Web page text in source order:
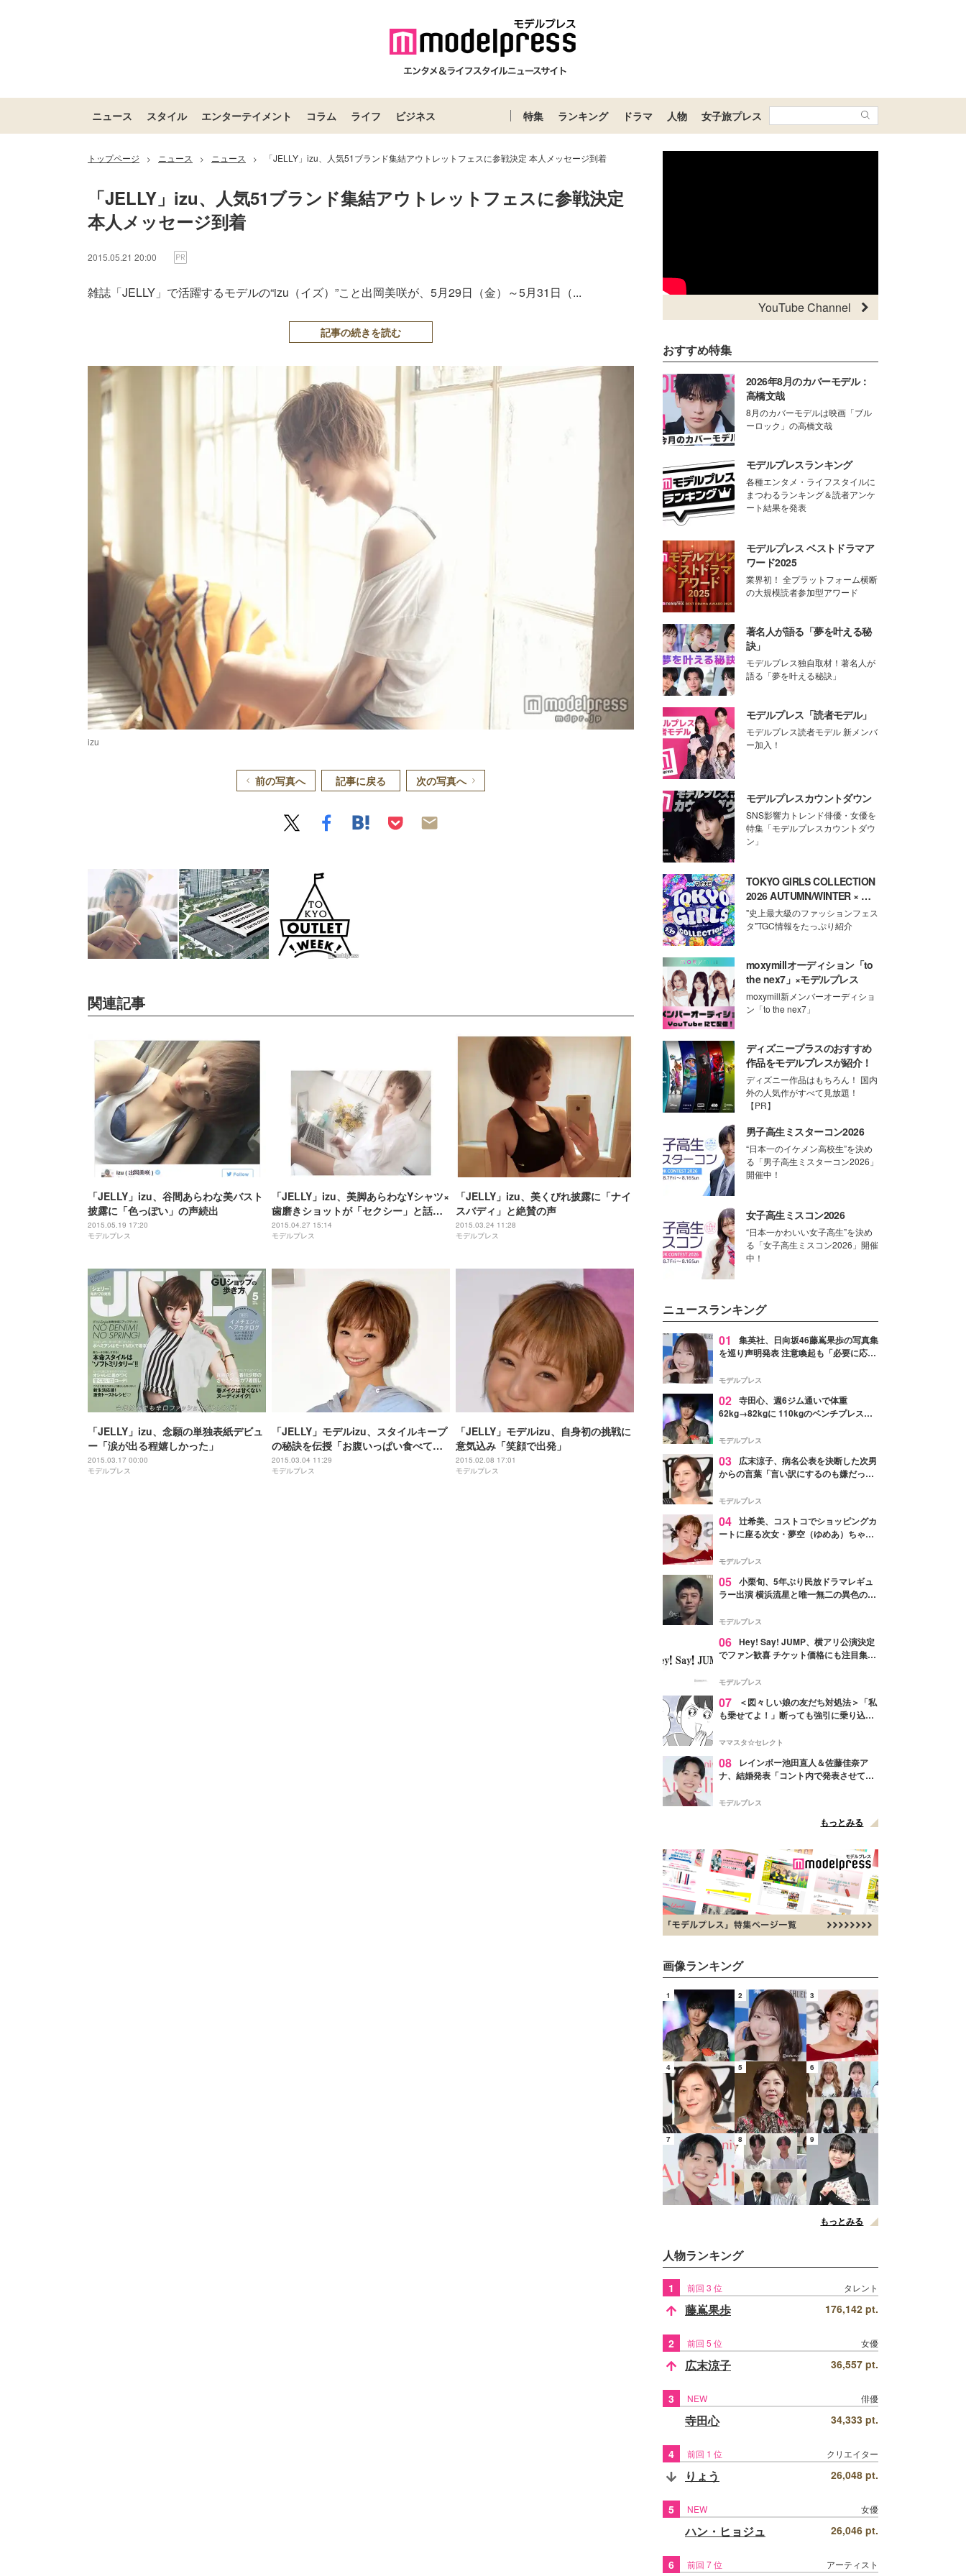
ニュース スタイル エンターテイメント コラム ライフ ビジネス 特集 ランキング ドラマ 人物 女子旅プレス
トップページ > ニュース > ニュース > 「JELLY」izu、人気51ブランド集結アウトレットフェスに参戦決定 本人メッセージ到着
「JELLY」izu、人気51ブランド集結アウトレットフェスに参戦決定
本人メッセージ到着
2015.05.21 20:00
雑誌「JELLY」で活躍するモデルの“izu（イズ）”こと出岡美咲が、5月29日（金）～5月31日（...
記事の続きを読む
izu
前の写真へ 記事に戻る 次の写真へ
関連記事
「JELLY」izu、谷間あらわな美バスト
披露に「色っぽい」の声続出
2015.05.19 17:20
モデルプレス
「JELLY」izu、美脚あらわなYシャツ×
歯磨きショットが「セクシー」と話題
に
2015.04.27 15:14
モデルプレス
「JELLY」izu、美くびれ披露に「ナイ
スバディ」と絶賛の声
2015.03.24 11:28
モデルプレス
「JELLY」izu、念願の単独表紙デビュ
ー「涙が出る程嬉しかった」
2015.03.17 00:00
モデルプレス
「JELLY」モデルizu、スタイルキープ
の秘訣を伝授「お腹いっぱい食べても
大丈夫」
2015.03.04 11:29
モデルプレス
「JELLY」モデルizu、自身初の挑戦に
意気込み「笑顔で出発」
2015.02.08 17:01
モデルプレス
YouTube Channel
おすすめ特集
2026年8月のカバーモデル：
高橋文哉
8月のカバーモデルは映画「ブル
ーロック」の高橋文哉
モデルプレスランキング
各種エンタメ・ライフスタイルに
まつわるランキング＆読者アンケ
ート結果を発表
モデルプレス ベストドラマア
ワード2025
業界初！ 全プラットフォーム横断
の大規模読者参加型アワード
著名人が語る「夢を叶える秘
訣」
モデルプレス独自取材！著名人が
語る「夢を叶える秘訣」
モデルプレス「読者モデル」
モデルプレス読者モデル 新メンバ
ー加入！
モデルプレスカウントダウン
SNS影響力トレンド俳優・女優を
特集「モデルプレスカウントダウ
ン」
TOKYO GIRLS COLLECTION
2026 AUTUMN/WINTER × モ
デルプレス
"史上最大級のファッションフェス
タ"TGC情報をたっぷり紹介
moxymillオーディション「to
the nex7」×モデルプレス
moxymill新メンバーオーディショ
ン「to the nex7」
ディズニープラスのおすすめ
作品をモデルプレスが紹介！
ディズニー作品はもちろん！ 国内
外の人気作がすべて見放題！
【PR】
男子高生ミスターコン2026
“日本一のイケメン高校生”を決め
る「男子高生ミスターコン2026」
開催中！
女子高生ミスコン2026
“日本一かわいい女子高生”を決め
る「女子高生ミスコン2026」開催
中！
ニュースランキング
01
集英社、日向坂46藤嶌果歩の写真集
を巡り声明発表 注意喚起も「必要に応じ
モデルプレス
02 寺田心、週6ジム通いで体重
62kg→82kgに 110kgのベンチプレス持
「かっこいい」と反響
モデルプレス
03
広末涼子、病名公表を決断した次男
からの言葉「言い訳にするのも嫌だっ
モデルプレス
04 辻希美、コストコでショッピングカ
ートに座る次女・夢空（ゆめあ）ちゃん
ぎ」「成長を感じる」の声
モデルプレス
05 小栗旬、5年ぶり民放ドラマレギュ
ラー出演 横浜流星と唯一無二の異色のバ
モデルプレス
06 Hey! Say! JUMP、横アリ公演決定
でファン歓喜 チケット価格にも注目集ま
モデルプレス
07
＜図々しい娘の友だち対処法＞「私
も乗せてよ！」断っても強引に乗り込ん
ママスタ☆セレクト
08
レインボー池田直人＆佐藤佳奈ア
ナ、結婚発表「コント内で発表させてい
点変更のため
モデルプレス
もっとみる
画像ランキング
1 2 3
4 5 6
7 8 9
もっとみる
人物ランキング
1 前回 3 位 タレント
藤嶌果歩 176,142 pt.
2 前回 5 位 女優
広末涼子 36,557 pt.
3 NEW 俳優
寺田心 34,333 pt.
4 前回 1 位 クリエイター
りょう 26,048 pt.
5 NEW 女優
ハン・ヒョジュ 26,046 pt.
6 前回 7 位 アーティスト